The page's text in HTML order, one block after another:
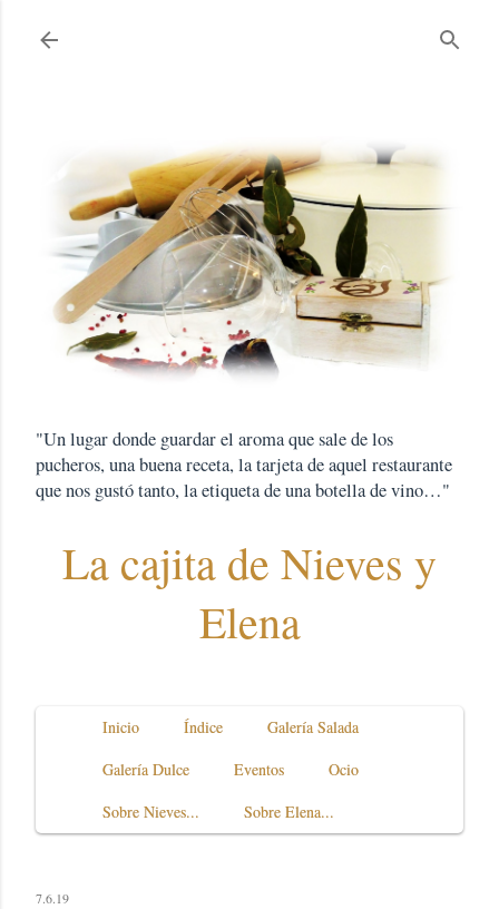
"Un lugar donde guardar el aroma que sale de los
pucheros, una buena receta, la tarjeta de aquel restaurante
que nos gustó tanto, la etiqueta de una botella de vino…"
La cajita de Nieves y
Elena
Inicio Índice
Galería Salada
Galería Dulce
Eventos
Ocio
Sobre Nieves...
Sobre Elena...
7.6.19